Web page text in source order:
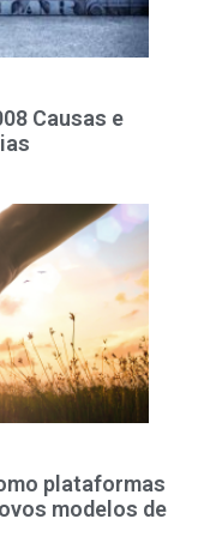
Causas e
plataformas
modelos de